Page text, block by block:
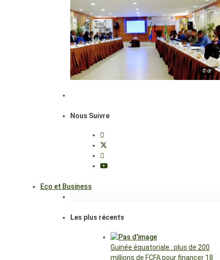
© dr
Nous Suivre
Eco et Business
Les plus récents
Guinée équatoriale : plus de 200
millions de FCFA pour financer 18